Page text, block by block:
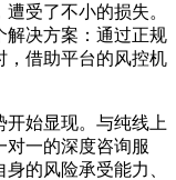
受了不小的损失。
解决方案：通过正规
，借助平台的风控机
始显现。与纯线上
对一的深度咨询服
的风险承受能力、